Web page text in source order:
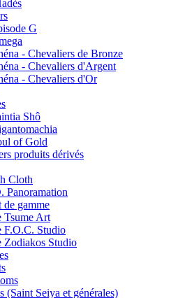
G
- Chevaliers de Bronze
- Chevaliers d'Argent
- Chevaliers d'Or
Shô
of Gold
produits dérivés
Cloth
Panoramation
de gamme
Tsume Art
F.O.C. Studio
Zodiakos Studio
(Saint Seiya et générales)